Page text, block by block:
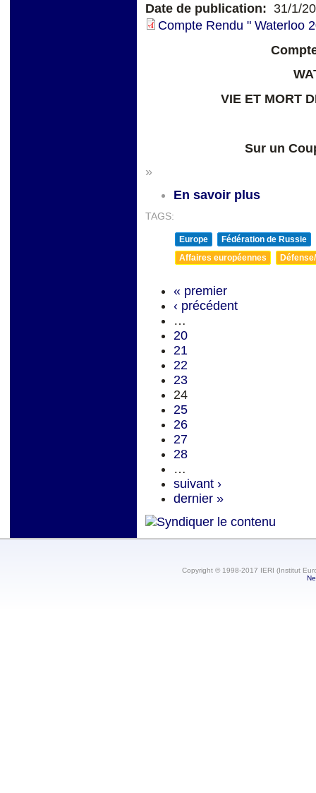
Date de publication: 31/1/
Compte Rendu " Waterloo
VIE ET MORT
Sur un
»
En savoir plus
TAGS:
Europe
Fédération de Russie
Affaires européennes
« premier
‹ précédent
…
20
21
22
23
24
25
26
27
28
…
suivant ›
dernier »
Copyright © 1998-2017 IERI (Institut